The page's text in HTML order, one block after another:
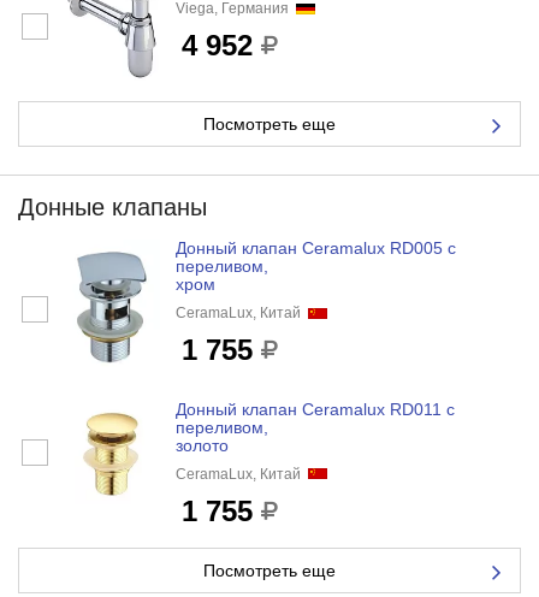
Viega, Германия
4 952
Посмотреть еще
Донные клапаны
Донный клапан Ceramalux RD005 с
переливом,
хром
CeramaLux, Китай
1 755
Донный клапан Ceramalux RD011 с
переливом,
золото
CeramaLux, Китай
1 755
Посмотреть еще